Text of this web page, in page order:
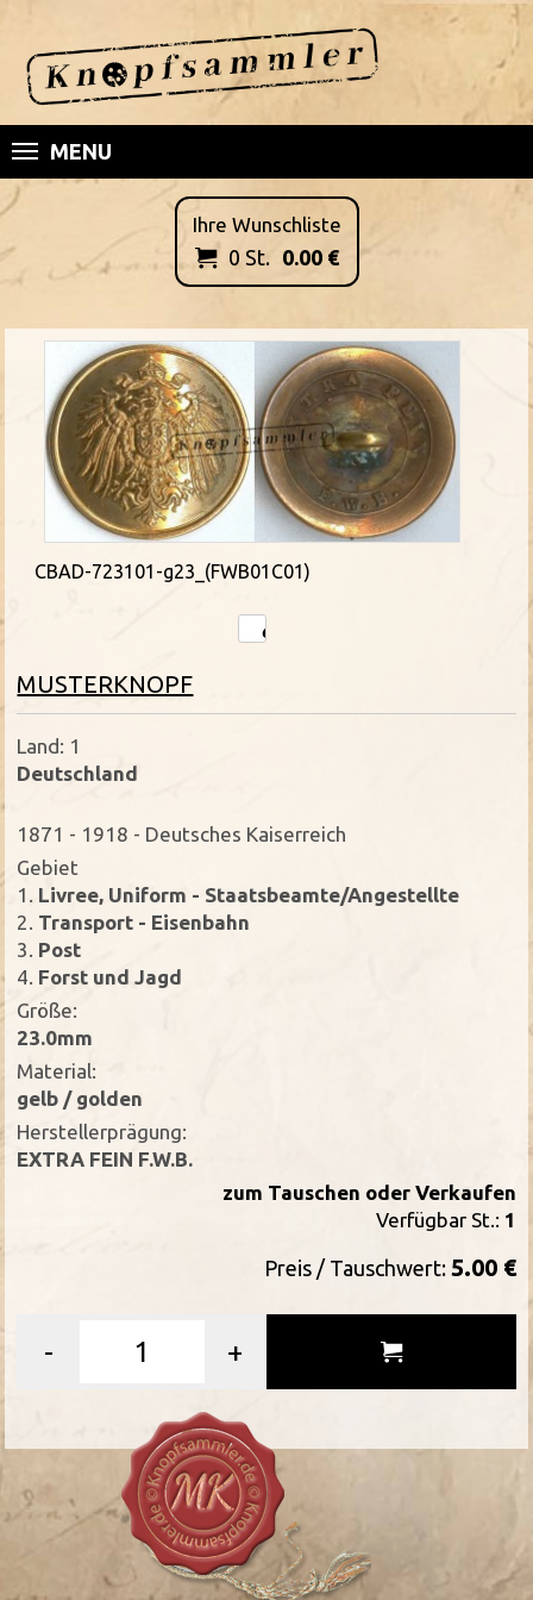
MENU
Ihre Wunschliste
 0 St. 0.00€
CBAD-723101-g23_(FWB01C01)
MUSTERKNOPF
Land: 1
Deutschland
1871 - 1918 - Deutsches Kaiserreich
Gebiet
1. Livree, Uniform - Staatsbeamte/Angestellte
2. Transport - Eisenbahn
3. Post
4. Forst und Jagd
Größe:
23.0mm
Material:
gelb / golden
Herstellerprägung:
EXTRA FEIN F.W.B.
zum Tauschen oder Verkaufen
Verfügbar St.: 1
Preis / Tauschwert: 5.00 €
- +